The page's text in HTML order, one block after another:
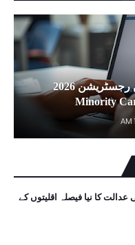
حکومتِ پنجاب اقلیتی کارڈ آن لائن رجسٹریشن 2026
Minority
عدالت کا نیا فیصلہ اقلیتوں کے